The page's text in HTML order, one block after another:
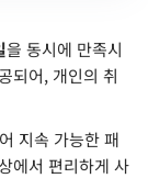
을 동시에 만족시
되어, 개인의 취
지속 가능한 패
에서 편리하게 사